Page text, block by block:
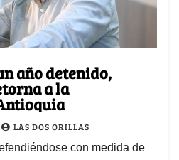
año detenido,
a la
LAS DOS ORILLAS
con medida de